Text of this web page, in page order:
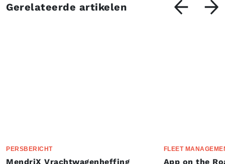
Gerelateerde artikelen
PERSBERICHT
MendriX Vrachtwagenheffing
FLEET
App on the